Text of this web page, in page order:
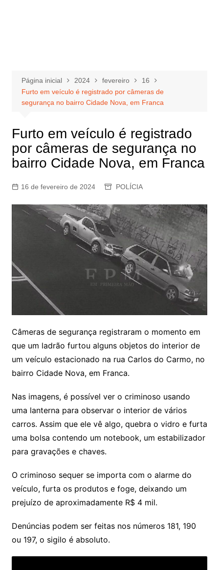
Página inicial 2024 fevereiro
16
Furto em veículo é registrado por câmeras de
segurança no bairro Cidade Nova, em Franca
Furto em veículo é registrado
por câmeras de segurança no
bairro Cidade Nova, em Franca
16 de fevereiro de 2024 POLÍCIA
Câmeras de segurança registraram o momento em
que um ladrão furtou alguns objetos do interior de
um veículo estacionado na rua Carlos do Carmo, no
bairro Cidade Nova, em Franca.
Nas imagens, é possível ver o criminoso usando
uma lanterna para observar o interior de vários
carros. Assim que ele vê algo, quebra o vidro e furta
uma bolsa contendo um notebook, um estabilizador
para gravações e chaves.
O criminoso sequer se importa com o alarme do
veículo, furta os produtos e foge, deixando um
prejuízo de aproximadamente R$ 4 mil.
Denúncias podem ser feitas nos números 181, 190
ou 197, o sigilo é absoluto.